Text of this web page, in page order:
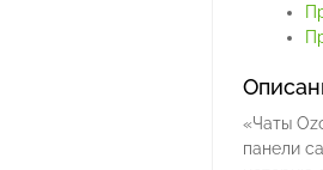
«Чаты
панели